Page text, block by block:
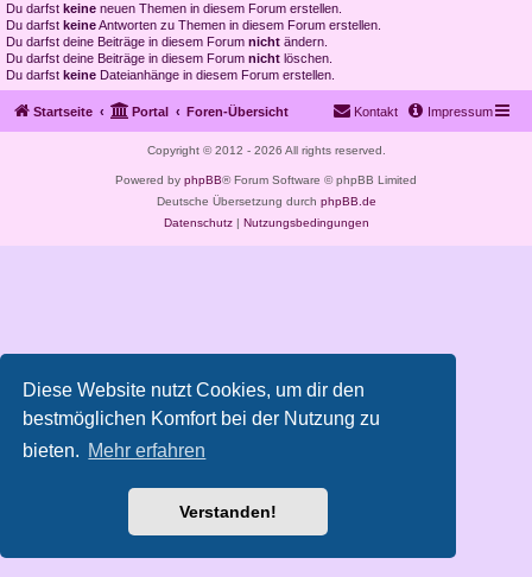
Diese Website nutzt Cookies, um dir den
bestmöglichen Komfort bei der Nutzung zu
bieten. Mehr erfahren
Verstanden!
Du darfst keine neuen Themen in diesem Forum erstellen.
Du darfst keineAntworten zu Themen in diesem Forum erstellen.
Du darfst deine Beiträge in diesem Forum nicht ändern.
Du darfst deine Beiträge in diesem Forum nicht löschen.
Du darfst keine Dateianhänge in diesem Forum erstellen.
Startseite Portal Foren-Übersicht Impressum
Kontakt
Copyright © 2012 - 2026 All rights reserved.
Powered by phpBB® Forum Software © phpBB Limited
Deutsche Übersetzung durch phpBB.de
Datenschutz| Nutzungsbedingungen